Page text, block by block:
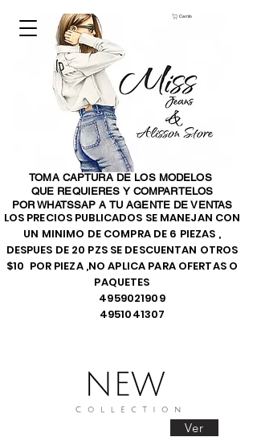
LOS PRECIOS PUBLICADOS SE MANEJAN CON
UN MINIMO DE COMPRA DE 6 PIEZAS ,
DESPUES DE 20 PZS SE DESCUENTAN OTROS
$10 POR PIEZA ,NO APLICA PARA OFERTAS O
PAQUETES
4959021909
4951041307
Ver
TOMA CAPTURA DE LOS MODELOS
QUE REQUIERES Y COMPARTELOS
POR WHATSSAP A TU AGENTE DE VENTAS
Carrito